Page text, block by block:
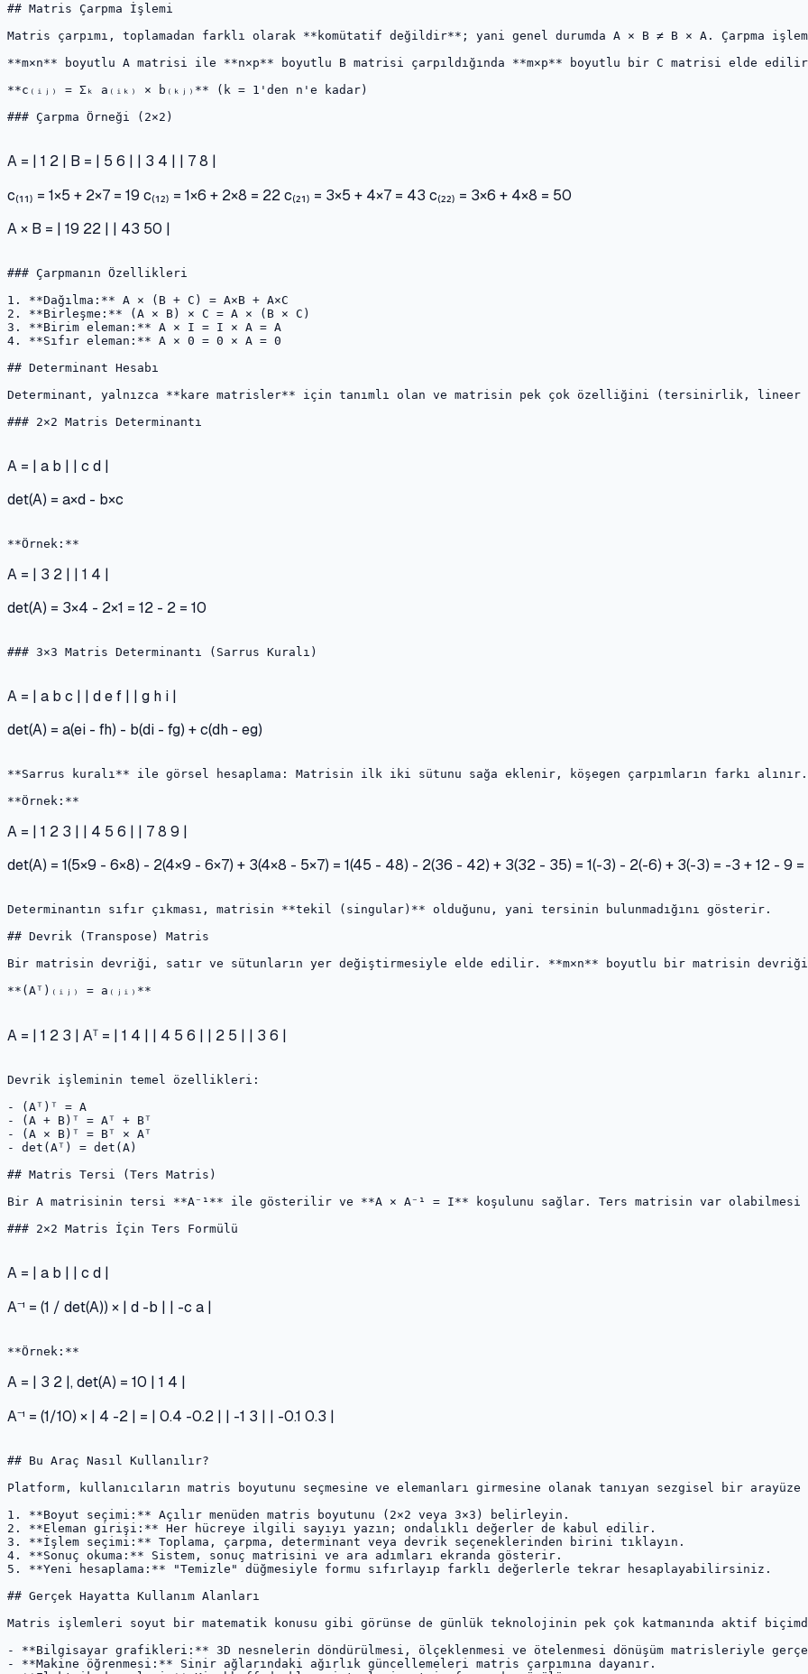
## Matris Çarpma İşlemi
Matris çarpımı, toplamadan farklı olarak **komütatif değildir**; yani genel durumda A × B ≠ B × A. Çarpma
**m×n** boyutlu A matrisi ile **n×p** boyutlu B matrisi çarpıldığında **m×p** boyutlu bir C matrisi elde
**c₍ᵢⱼ₎ = Σₖ a₍ᵢₖ₎ × b₍ₖⱼ₎** (k = 1'den n'e kadar)
### Çarpma Örneği (2×2)
A = | 1 2 | B = | 5 6 | | 3 4 | | 7 8 |
c₍₁₁₎ = 1×5 + 2×7 = 19 c₍₁₂₎ = 1×6 + 2×8 = 22 c₍₂₁₎ = 3×5 + 4×7 = 43 c₍₂₂₎ = 3×6 + 4×8 = 50
A × B = | 19 22 | | 43 50 |
### Çarpmanın Özellikleri
1. **Dağılma:** A × (B + C) = A×B + A×C
2. **Birleşme:** (A × B) × C = A × (B × C)
3. **Birim eleman:** A × I = I × A = A
4. **Sıfır eleman:** A × 0 = 0 × A = 0
## Determinant Hesabı
Determinant, yalnızca **kare matrisler** için tanımlı olan ve matrisin pek çok özelliğini (tersinirlik,
### 2×2 Matris Determinantı
A = | a b | | c d |
det(A) = a×d - b×c
A = | 3 2 | | 1 4 |
det(A) = 3×4 - 2×1 = 12 - 2 = 10
### 3×3 Matris Determinantı (Sarrus Kuralı)
A = | a b c | | d e f | | g h i |
det(A) = a(ei - fh) - b(di - fg) + c(dh - eg)
**Sarrus kuralı** ile görsel hesaplama: Matrisin ilk iki sütunu sağa eklenir, köşegen çarpımların farkı alınır.
A = | 1 2 3 | | 4 5 6 | | 7 8 9 |
det(A) = 1(5×9 - 6×8) - 2(4×9 - 6×7) + 3(4×8 - 5×7) = 1(45 - 48) - 2(36 - 42) + 3(32 - 35) = 1(-3) - 2(-6) + 3(-3) = -3 + 12 - 9
Determinantın sıfır çıkması, matrisin **tekil (singular)** olduğunu, yani tersinin bulunmadığını gösterir.
## Devrik (Transpose) Matris
Bir matrisin devriği, satır ve sütunların yer değiştirmesiyle elde edilir. **m×n** boyutlu bir matrisin devriği
**(Aᵀ)₍ᵢⱼ₎ = a₍ⱼᵢ₎**
A = | 1 2 3 | Aᵀ = | 1 4 | | 4 5 6 | | 2 5 | | 3 6 |
Devrik işleminin temel özellikleri:
- (Aᵀ)ᵀ = A
- (A + B)ᵀ = Aᵀ + Bᵀ
- (A × B)ᵀ = Bᵀ × Aᵀ
- det(Aᵀ) = det(A)
## Matris Tersi (Ters Matris)
Bir A matrisinin tersi **A⁻¹** ile gösterilir ve **A × A⁻¹ = I** koşulunu sağlar. Ters matrisin var olabilmesi
### 2×2 Matris İçin Ters Formülü
A = | a b | | c d |
A⁻¹ = (1 / det(A)) × | d -b | | -c a |
A = | 3 2 |, det(A) = 10 | 1 4 |
A⁻¹ = (1/10) × | 4 -2 | = | 0.4 -0.2 | | -1 3 | | -0.1 0.3 |
## Bu Araç Nasıl Kullanılır?
Platform, kullanıcıların matris boyutunu seçmesine ve elemanları girmesine olanak tanıyan sezgisel bir
1. **Boyut seçimi:** Açılır menüden matris boyutunu (2×2 veya 3×3) belirleyin.
2. **Eleman girişi:** Her hücreye ilgili sayıyı yazın; ondalıklı değerler de kabul edilir.
3. **İşlem seçimi:** Toplama, çarpma, determinant veya devrik seçeneklerinden birini tıklayın.
4. **Sonuç okuma:** Sistem, sonuç matrisini ve ara adımları ekranda gösterir.
5. **Yeni hesaplama:** "Temizle" düğmesiyle formu sıfırlayıp farklı değerlerle tekrar hesaplayabilirsiniz.
## Gerçek Hayatta Kullanım Alanları
Matris işlemleri soyut bir matematik konusu gibi görünse de günlük teknolojinin pek çok katmanında aktif
- **Bilgisayar grafikleri:** 3D nesnelerin döndürülmesi, ölçeklenmesi ve ötelenmesi dönüşüm matrisleriyle
- **Makine öğrenmesi:** Sinir ağlarındaki ağırlık güncellemeleri matris çarpımına dayanır.